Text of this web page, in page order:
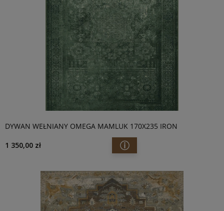
DYWAN WEŁNIANY OMEGA MAMLUK 170X235 IRON
1 350,00 zł